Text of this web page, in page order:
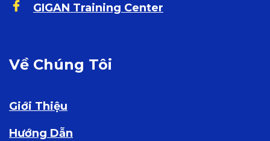
GIGAN Training Center
Về Chúng Tôi
Giới Thiệu
Hướng Dẫn